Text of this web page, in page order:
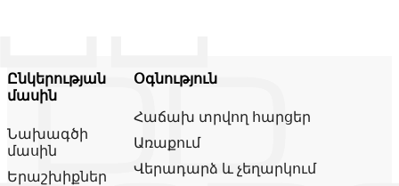
Ընկերության
մասին
Նախագծի
մասին
Երաշխիքներ
Օգնություն
Հաճախ տրվող հարցեր
Առաքում
Վերադարձ և չեղարկում